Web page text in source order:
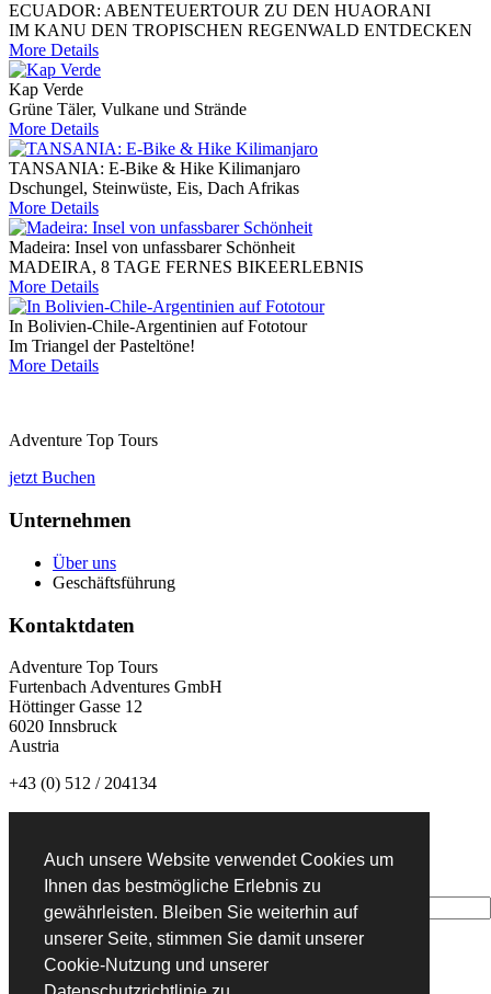
Auch unsere Website verwendet Cookies um
Ihnen das bestmögliche Erlebnis zu
gewährleisten. Bleiben Sie weiterhin auf
unserer Seite, stimmen Sie damit unserer
Cookie-Nutzung und unserer
ECUADOR: ABENTEUERTOUR ZU DEN HUAORANI
IM KANU DEN TROPISCHEN REGENWALD ENTDECKEN
More Details
Kap Verde
Grüne Täler, Vulkane und Strände
More Details
TANSANIA: E-Bike & Hike Kilimanjaro
Dschungel, Steinwüste, Eis, Dach Afrikas
More Details
Madeira: Insel von unfassbarer Schönheit
MADEIRA, 8 TAGE FERNES BIKEERLEBNIS
More Details
In Bolivien-Chile-Argentinien auf Fototour
Im Triangel der Pasteltöne!
More Details
Adventure Top Tours
jetzt Buchen
Unternehmen
Über uns
Geschäftsführung
Kontaktdaten
Adventure Top Tours
Furtenbach Adventures GmbH
Höttinger Gasse 12
6020 Innsbruck
Austria
+43 (0) 512 / 204134
Newsletteranmeldung:
DE